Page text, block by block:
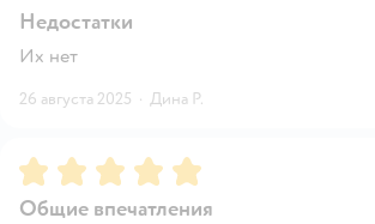
Недостатки
Их нет
26 августа 2025 · Дина Р.
Рейтинг:5
Общие впечатления